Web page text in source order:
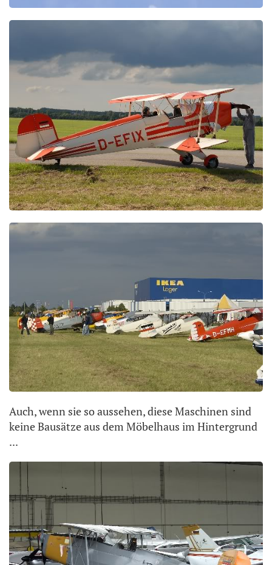
Auch, wenn sie so aussehen, diese Maschinen sind
keine Bausätze aus dem Möbelhaus im Hintergrund
...